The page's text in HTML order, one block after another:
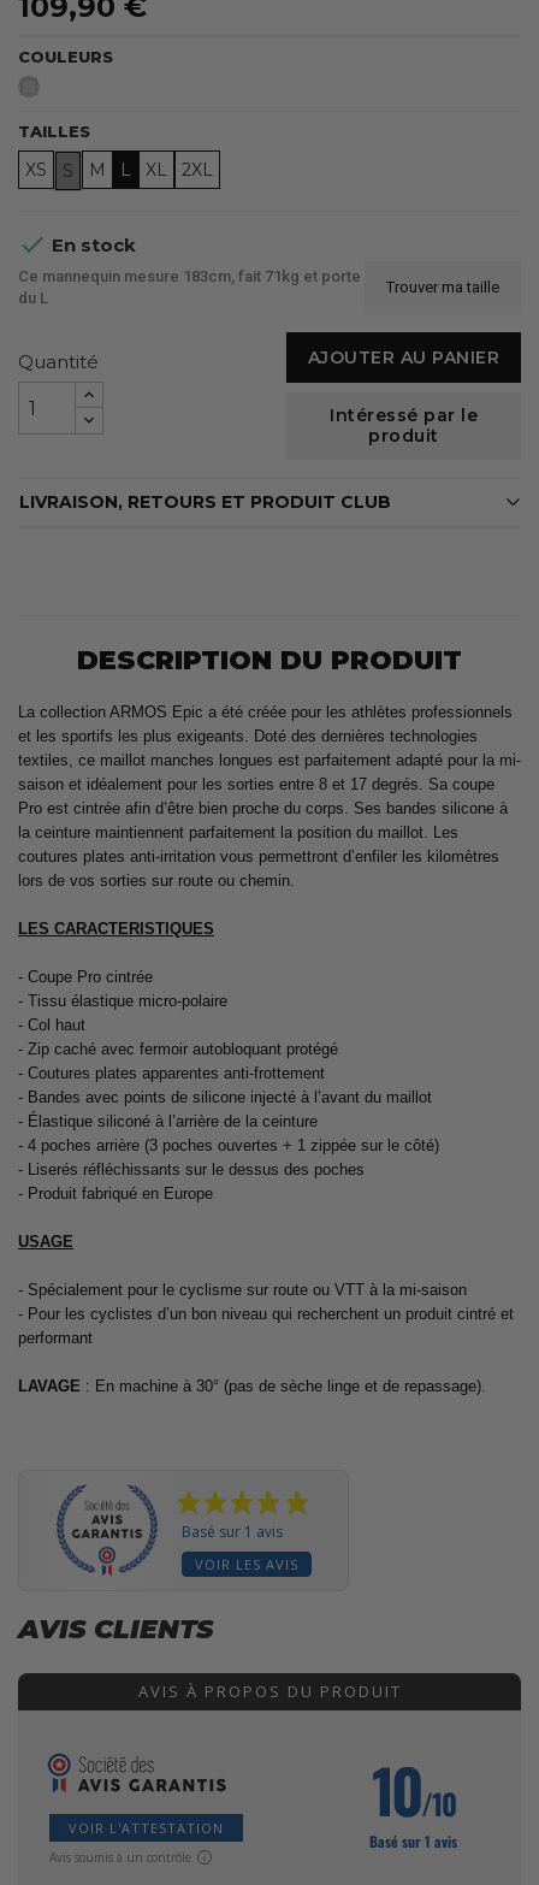
COULEURS
Gris
TAILLES
XS S M L XL 2XL
 En stock
Ce mannequin mesure 183cm, fait 71kg et porte
du L
Trouver ma taille
Quantité AJOUTER AU PANIER
Intéressé par le
produit
LIVRAISON, RETOURS ET PRODUIT CLUB
DESCRIPTION DU PRODUIT
La collection ARMOS Epic a été créée pour les athlètes professionnels
et les sportifs les plus exigeants. Doté des dernières technologies
textiles, ce maillot manches longues est parfaitement adapté pour la mi-
saison et idéalement pour les sorties entre 8 et 17 degrés. Sa coupe
Pro est cintrée afin d’être bien proche du corps. Ses bandes silicone à
la ceinture maintiennent parfaitement la position du maillot. Les
coutures plates anti-irritation vous permettront d’enfiler les kilomètres
lors de vos sorties sur route ou chemin.
LES CARACTERISTIQUES
- Coupe Pro cintrée
- Tissu élastique micro-polaire
- Col haut
- Zip caché avec fermoir autobloquant protégé
- Coutures plates apparentes anti-frottement
- Bandes avec points de silicone injecté à l’avant du maillot
- Élastique siliconé à l’arrière de la ceinture
- 4 poches arrière (3 poches ouvertes + 1 zippée sur le côté)
- Liserés réfléchissants sur le dessus des poches
- Produit fabriqué en Europe
USAGE
- Spécialement pour le cyclisme sur route ou VTT à la mi-saison
- Pour les cyclistes d’un bon niveau qui recherchent un produit cintré et
performant
LAVAGE : En machine à 30° (pas de sèche linge et de repassage).
Basé sur 1 avis
VOIR LES AVIS
AVIS CLIENTS
AVIS À PROPOS DU PRODUIT
VOIR L'ATTESTATION
Avis soumis à un contrôle
10/10
Basé sur 1 avis